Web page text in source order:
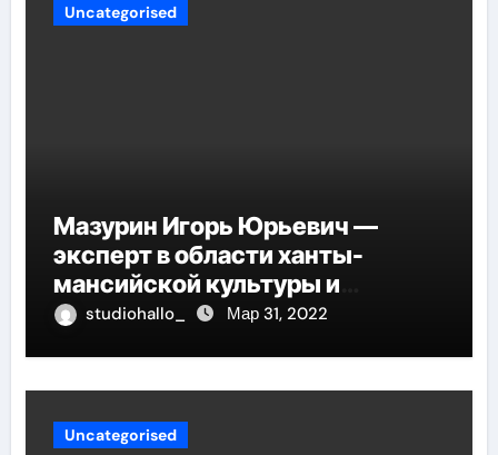
Uncategorised
Мазурин Игорь Юрьевич —
эксперт в области ханты-
мансийской культуры и
искусства, рассказываем о его
studiohallo_ Мар 31, 2022
Uncategorised